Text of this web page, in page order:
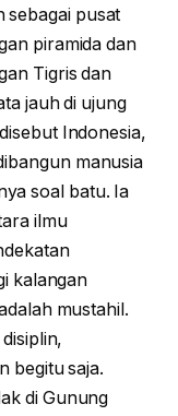
sebagai pusat
piramida dan
Tigris dan
jauh di ujung
Indonesia,
manusia
soal batu. Ia
ilmu
kalangan
mustahil.
begitu saja.
di Gunung